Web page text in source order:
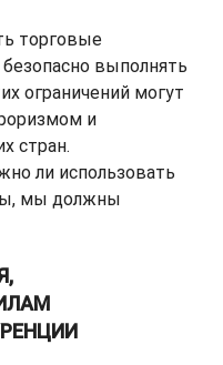
торговые
выполнять
ограничений могут
и
стран.
ли использовать
мы должны